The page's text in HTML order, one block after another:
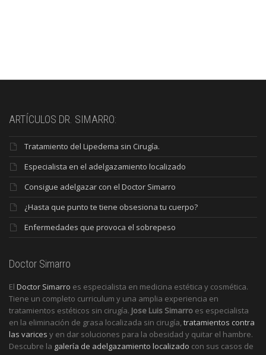
ARTÍCULOS DR. SIMARRO:
Tratamiento del Lipedema sin Cirugía.
Especialista en el adelgazamiento localizado
Consigue adelgazar con el Doctor Simarro
¿Hasta que punto te tiene obsesiona tu cuerpo?
Enfermedades que provoca el sobrepeso
Doctor Simarro
El Doctor Simarro es especialista en medicina estética y cosmética.
Tiene un completo curriculum y una amplia experiencia en
tratamientos estéticos sin cirugía. Jose Luis Simarro es especialista
en la eliminación de grasa localizada sin cirugía,tratamientos contra
las varices y en dar soluciones para la obesidad y quitar el hambre.
Descubre la galería de adelgazamiento localizado con sus casos de